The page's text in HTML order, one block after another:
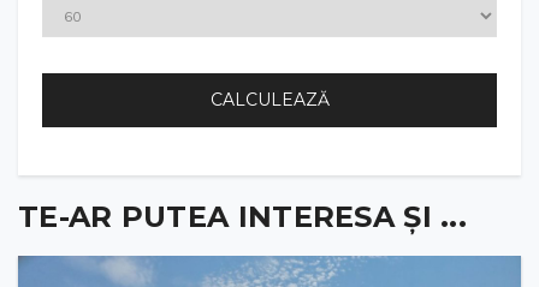
CALCULEAZĂ
TE-AR PUTEA INTERESA ȘI ...